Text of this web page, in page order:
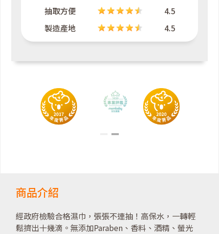
抽取方便
4.5
製造產地
4.5
商品介紹
經政府檢驗合格濕巾，張張不連抽！高保水，一轉輕
鬆擠出十幾滴。無添加Paraben、香料、酒精、螢光